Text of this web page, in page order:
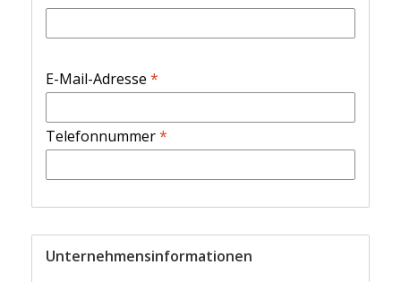
E-Mail-Adresse *
Telefonnummer*
Unternehmensinformationen